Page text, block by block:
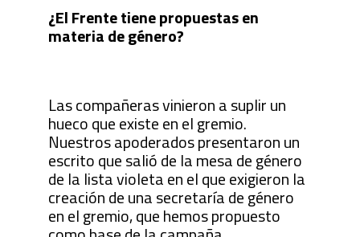
¿El Frente tiene propuestas en
materia de género?
Las compañeras vinieron a suplir un
hueco que existe en el gremio.
Nuestros apoderados presentaron un
escrito que salió de la mesa de género
de la lista violeta en el que exigieron la
creación de una secretaría de género
en el gremio, que hemos propuesto